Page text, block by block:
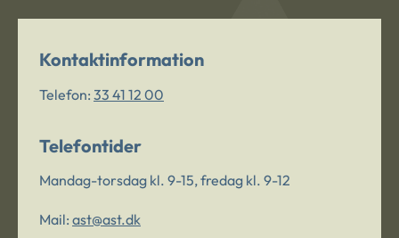
Kontaktinformation
Telefon: 33 41 12 00
Telefontider
Mandag-torsdag kl. 9-15, fredag kl. 9-12
Mail: ast@ast.dk